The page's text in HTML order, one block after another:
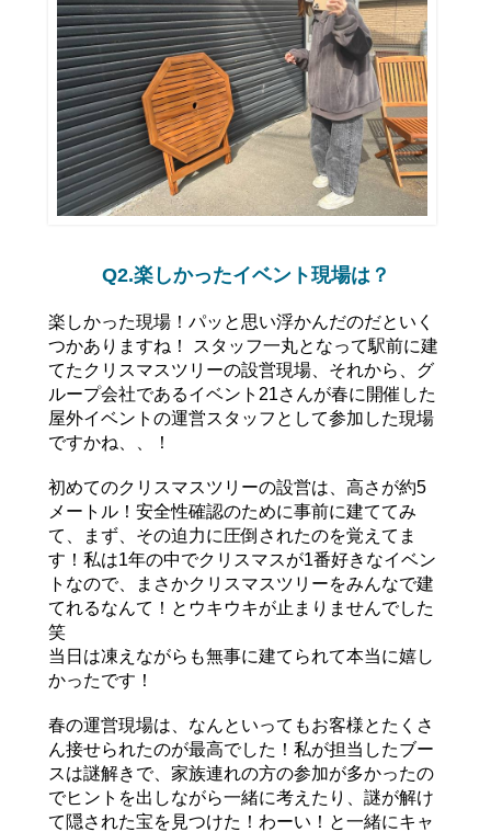
Q2.楽しかったイベント現場は？
楽しかった現場！パッと思い浮かんだのだといく
つかありますね！ スタッフ一丸となって駅前に建
てたクリスマスツリーの設営現場、それから、グ
ループ会社であるイベント21さんが春に開催した
屋外イベントの運営スタッフとして参加した現場
ですかね、、！
初めてのクリスマスツリーの設営は、高さが約5
メートル！安全性確認のために事前に建ててみ
て、まず、その迫力に圧倒されたのを覚えてま
す！私は1年の中でクリスマスが1番好きなイベン
トなので、まさかクリスマスツリーをみんなで建
てれるなんて！とウキウキが止まりませんでした
笑
当日は凍えながらも無事に建てられて本当に嬉し
かったです！
春の運営現場は、なんといってもお客様とたくさ
ん接せられたのが最高でした！私が担当したブー
スは謎解きで、家族連れの方の参加が多かったの
でヒントを出しながら一緒に考えたり、謎が解け
て隠された宝を見つけた！わーい！と一緒にキャ